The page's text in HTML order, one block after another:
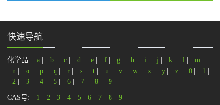
快速导航
化学品: a b c d e f g h i j k l m
n
o p q r s t u v w x y z 0 1
2
3 4 5 6 7 8 9
CAS号: 1 2 3 4 5 6 7 8 9